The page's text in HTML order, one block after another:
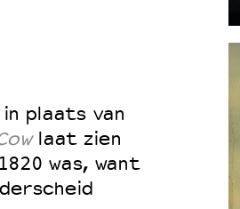
plaats van
laat zien
was, want